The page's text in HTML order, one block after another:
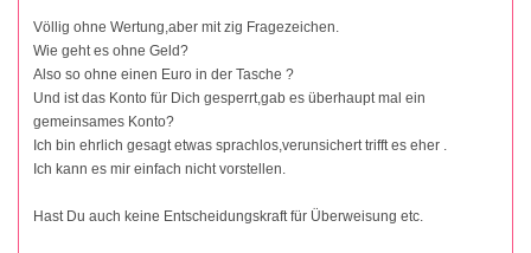
Völlig ohne Wertung,aber mit zig Fragezeichen.
Wie geht es ohne Geld?
Also so ohne einen Euro in der Tasche ?
Und ist das Konto für Dich gesperrt,gab es überhaupt mal ein
gemeinsames Konto?
Ich bin ehrlich gesagt etwas sprachlos,verunsichert trifft es eher .
Ich kann es mir einfach nicht vorstellen.
Hast Du auch keine Entscheidungskraft für Überweisung etc.